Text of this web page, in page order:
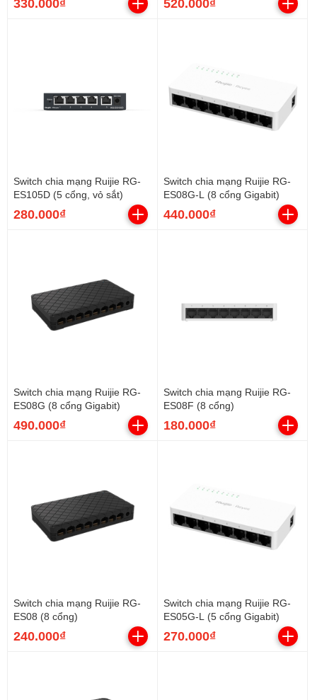
Switch chia mạng Ruijie RG-
ES105D (5 cổng, vỏ sắt)
280.000₫
Switch chia mạng Ruijie RG-
ES08G-L (8 cổng Gigabit)
440.000₫
Switch chia mạng Ruijie RG-
ES08G (8 cổng Gigabit)
490.000₫
Switch chia mạng Ruijie RG-
ES08F (8 cổng)
180.000₫
Switch chia mạng Ruijie RG-
ES08 (8 cổng)
240.000₫
Switch chia mạng Ruijie RG-
ES05G-L (5 cổng Gigabit)
270.000₫